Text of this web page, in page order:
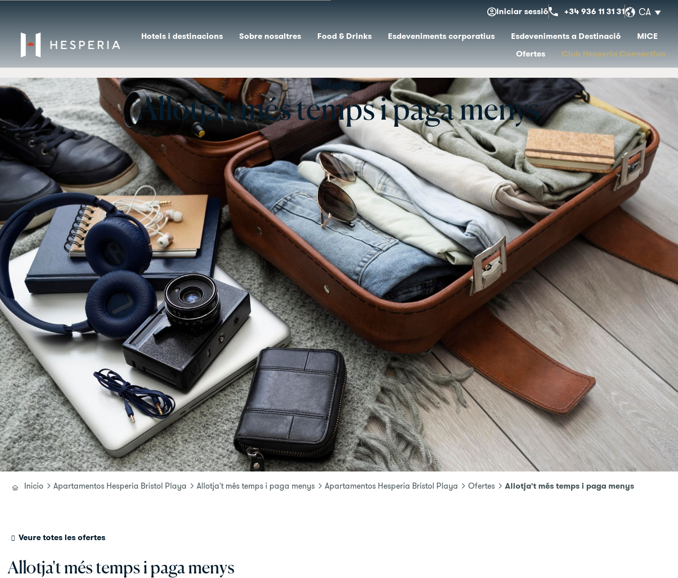
Iniciar sessió +34 936 11 31 31 CA
Hotels i destinacions Sobre nosaltres Food & Drinks Esdeveniments corporatius Esdeveniments a Destinació
MICE
Ofertes
Club Hesperia Connection
Ofertes
Allotja't més temps i paga menys
Inicio Apartamentos Hesperia Bristol Playa Allotja't més temps i paga menys Apartamentos Hesperia Bristol Playa Ofertes Allotja't més temps i paga menys
Veure totes les ofertes
Allotja't més temps i paga menys